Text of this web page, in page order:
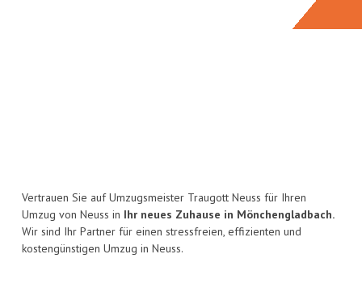
Vertrauen Sie auf Umzugsmeister Traugott Neuss für Ihren
Umzug von Neuss in Ihr neues Zuhause in Mönchengladbach.
Wir sind Ihr Partner für einen stressfreien, effizienten und
kostengünstigen Umzug in Neuss.